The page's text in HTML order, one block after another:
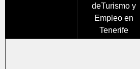
deTurismo y
Empleo en
Tenerife